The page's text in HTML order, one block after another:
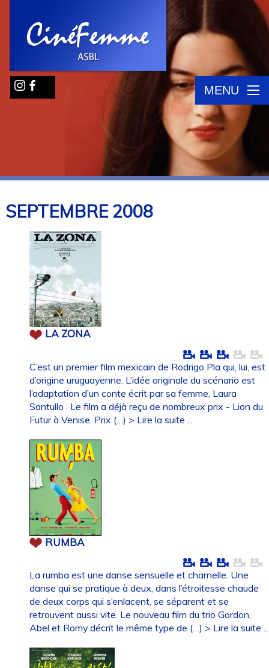
MENU
SEPTEMBRE2008
LA ZONA
C’est un premier film mexicain de Rodrigo Pla qui, lui, est
d’origine uruguayenne. L’idée originale du scénario est
l’adaptation d’un conte écrit par sa femme, Laura
Santullo . Le film a déjà reçu de nombreux prix - Lion du
Futur à Venise, Prix (…) > Lire la suite ...
RUMBA
La rumba est une danse sensuelle et charnelle. Une
danse qui se pratique à deux, dans l’étroitesse chaude
de deux corps qui s’enlacent, se séparent et se
retrouvent aussi vite. Le nouveau film du trio Gordon,
Abel et Romy décrit le même type de (…) > Lire la suite ...